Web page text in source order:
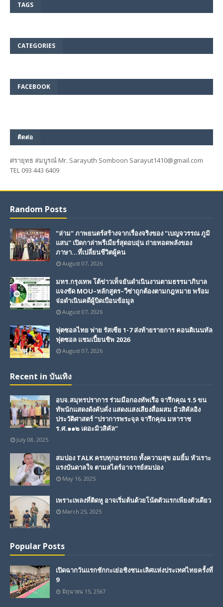
TAGS
CATEGORIES
FACEBOOK
ติดต่อ
ศรายุทธ สมบูรณ์ Mr. Sarayuth Somboon Sarayut1410@gmail.com
TEL 093 443 6409
Random Posts
"ล่าม" ภาพยนตร์สร้างจากเรื่องจริงของ "เบญจวรรณ ภูมิ
แสน" เปิดกาล่าพรีเมียร์สุดอบอุ่น ถ่ายทอดพลังของ
ภาษา...ที่เปลี่ยนชีวิตผู้คน
August 07, 2026
มทร.กรุงเทพ โต้ข่าวเท็จยันดำเนินงานตามธรรมาภิบาล
แจงชัด MOU–หลักสูตร–วีซ่าถูกต้องตามกฎหมาย พร้อม
จ่อดำเนินคดีผู้บิดเบือนข้อมูล
August 07, 2026
ฟุตซอลไทย พ่าย รัสเซีย 1-7 ส่งท้ายรายการ คอนติเนนทัล
ฟุตซอล แชมเปี้ยนชิพ 2026
August 07, 2026
Recent in บันเทิง
อบจ.สมุทรปราการ ร่วมมือกองทัพเรือ จารึกคุณ ร.5 ขน
ทัพนักแสดงดังคับคั่ง แสดงแสงเสียงสื่อผสม มิวสิคัลอิง
ประวัติศาสตร์ “ปราการพระจุล จารึกคุณ มหาราช
ร.ศ.๑๑๒ เดอะมิวสิคัล”
July 08, 2025
สมปอง TALK ครบทุกอรรถรถ ทั้งความสุข อมยิ้ม หัวเราะ
แรงบันดาลใจ ตามสไตร์อาจารย์สมปอง
May 16, 2025
เพราะเพลงที่ติดหู อาจเริ่มต้นด้วยโน้ตตัวแรกเพียงตัวเดียว
March 25, 2025
Popular Posts
เปิดฉากวันแรกชักกะเย่อชิงชนะเลิศแห่งประเทศไทยครั้งที่
9
มิถุนายน 15, 2567